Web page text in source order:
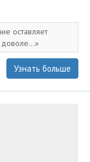
оставляет
доволе...
Узнать больше